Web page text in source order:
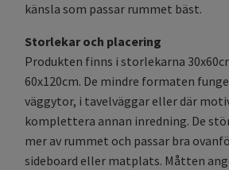
känsla som passar rummet bäst.
Storlekar och placering
Produkten finns i storlekarna
60x120cm. De mindre formaten
väggytor, i tavelväggar eller där
komplettera annan inredning. De
mer av rummet och passar bra
sideboard eller matplats. Måtten